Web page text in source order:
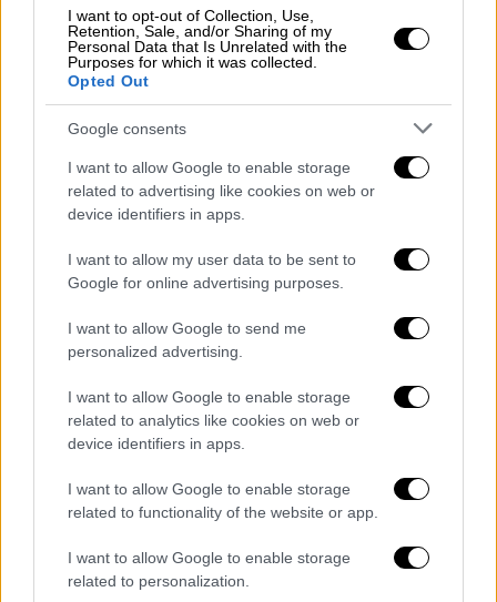
I want to opt-out of Collection, Use,
Retention, Sale, and/or Sharing of my
Personal Data that Is Unrelated with the
Purposes for which it was collected.
Opted Out
Google consents
I want to allow Google to enable storage
related to advertising like cookies on web or
device identifiers in apps.
I want to allow my user data to be sent to
Google for online advertising purposes.
I want to allow Google to send me
personalized advertising.
I want to allow Google to enable storage
related to analytics like cookies on web or
device identifiers in apps.
I want to allow Google to enable storage
related to functionality of the website or app.
I want to allow Google to enable storage
related to personalization.
Έρχομαι τώρα στα θέματα του Υπουργικού
Συμβουλίου, όπου προφανώς κυριαρχεί η
απόφασή μας για τον νέο κατώτατο μισθό, ο
οποίος αυξάνεται γιατέταρτη φορά.
από τώρα, όσοι αμείβονται με τον κατώτατο
μισθό θα λαμβάνουν 830 ευρώ τον μήνα.
που, όπως θα ακούσουμε και στη συνέχεια,
συμπαρασύρει προς τα πάνω τριετίες και
πολλά επιδόματα τα οποία συνδέονται με
τον κατώτατο μισθό.
Θέλω να θυμίσω ότι όταν ήρθαμε στα
πράγματα ο κατώτατος μισθός ήταν 650
ευρώ, το 2019. Έχει παρουσιάσει ουσιαστικά
άνοδο της τάξης του 27%.
Μετά τις αυξήσεις λοιπόν στο Δημόσιο,
μετά τις αυξήσεις στις συντάξεις, γίνεται
πράξη ένα ακόμα βήμα στην εφαρμογή των